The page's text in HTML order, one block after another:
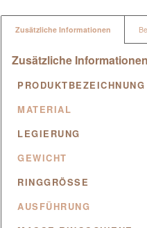
Zusätzliche Informationen
Zusätzliche Informationen
PRODUKTBEZEICHNUNG
MATERIAL
LEGIERUNG
GEWICHT
RINGGRÖSSE
AUSFÜHRUNG